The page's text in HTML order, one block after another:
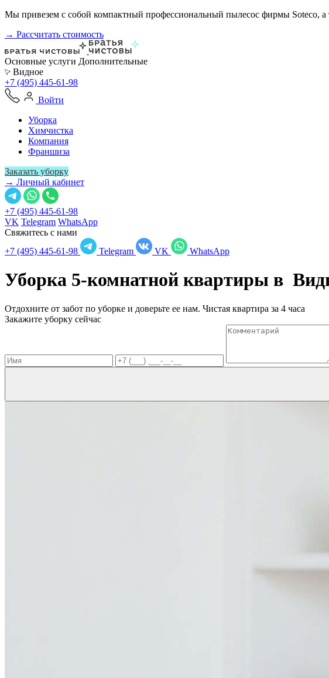
Мы привезем с собой компактный профессиональный пылесос фирмы
→ Рассчитать стоимость
Основные услуги Дополнительные
Видное
+7 (495) 445-61-98
Войти
Уборка
Химчистка
Компания
Франшиза
Заказать уборку
→ Личный кабинет
+7 (495) 445-61-98
VK Telegram WhatsApp
Свяжитесь с нами
+7 (495) 445-61-98
Telegram VK WhatsApp
Уборка 5-комнатной квартиры в
Отдохните от забот по уборке и доверьте ее нам. Чистая квартира за 4 часа
Закажите уборку сейчас